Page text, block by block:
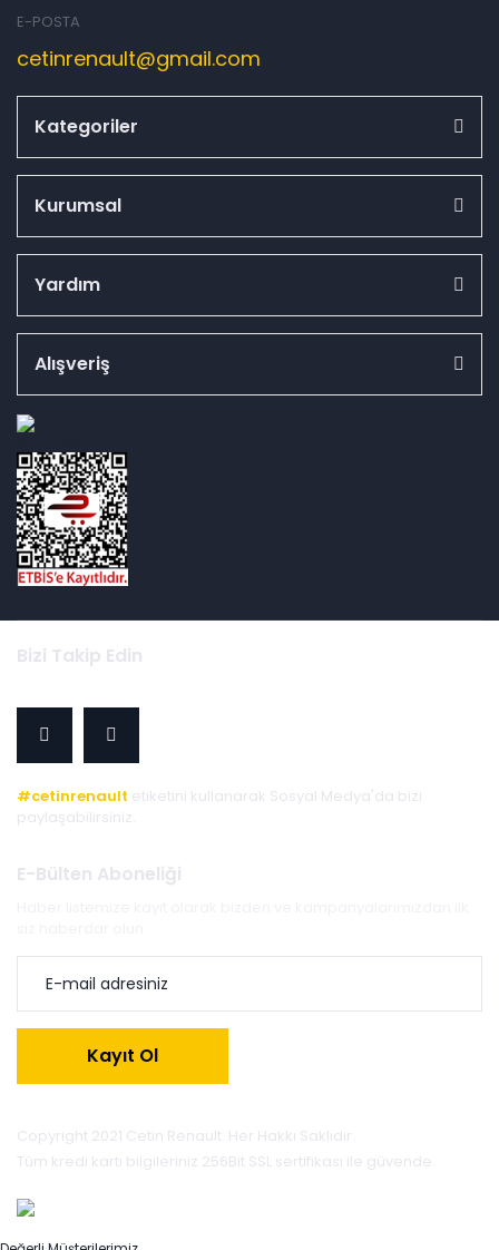
E-POSTA
cetinrenault@gmail.com
Kategoriler
Kurumsal
Yardım
Alışveriş
Bizi Takip Edin
#cetinrenault etiketini kullanarak Sosyal Medya'da bizi
paylaşabilirsiniz.
E-Bülten Aboneliği
Kayıt Ol
Copyright 2021 Cetin Renault. Her Hakkı Saklıdır.
Tüm kredi kartı bilgileriniz 256Bit SSL sertifikası ile güvende.